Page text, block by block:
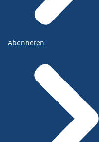
Abonneren